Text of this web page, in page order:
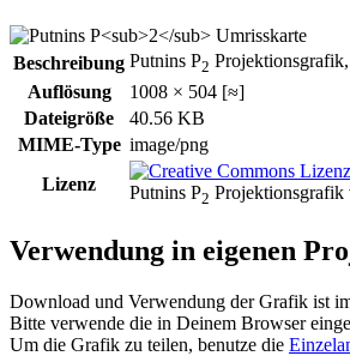
Beschreibung Putnins P2
Auflösung
1008 × 504 [≈]
Dateigröße
40.56 KB
MIME-Type image/png
Lizenz
Putnins P2 Projektionsgrafik
Verwendung in eigenen
Download und Verwendung der Grafik ist
Bitte verwende die in Deinem Browser
Um die Grafik zu teilen, benutze die